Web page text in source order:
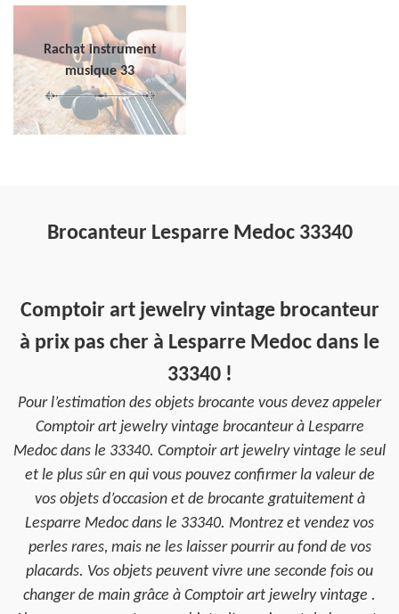
Rachat instrument
musique 33
Brocanteur Lesparre Medoc 33340
Comptoir art jewelry vintage brocanteur
à prix pas cher à Lesparre Medoc dans le
33340 !
Pour l’estimation des objets brocante vous devez appeler
Comptoir art jewelry vintage brocanteur à Lesparre
Medoc dans le 33340. Comptoir art jewelry vintage le seul
et le plus sûr en qui vous pouvez confirmer la valeur de
vos objets d’occasion et de brocante gratuitement à
Lesparre Medoc dans le 33340. Montrez et vendez vos
perles rares, mais ne les laisser pourrir au fond de vos
placards. Vos objets peuvent vivre une seconde fois ou
changer de main grâce à Comptoir art jewelry vintage .